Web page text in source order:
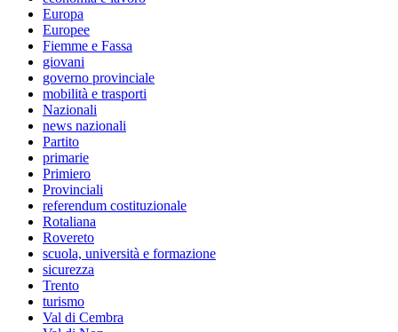
Europa
Europee
Fiemme e Fassa
giovani
governo provinciale
mobilità e trasporti
Nazionali
news nazionali
Partito
primarie
Primiero
Provinciali
referendum costituzionale
Rotaliana
Rovereto
scuola, università e formazione
sicurezza
Trento
turismo
Val di Cembra